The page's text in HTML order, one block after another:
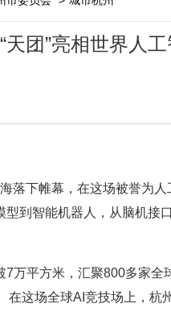
天团”亮相世界人
落下帷幕，在这场被誉为人
到智能机器人， 从脑机接
万平方米，汇聚800多家
在这场全球AI竞技场上，